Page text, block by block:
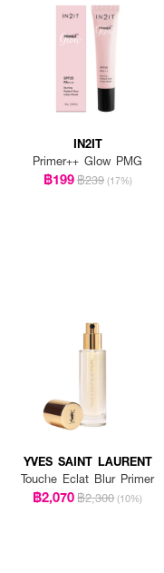
IN2IT
Primer++ Glow PMG
฿199฿239 (17%)
YVES SAINT LAURENT
Touche Eclat Blur Primer
฿2,070฿2,300 (10%)